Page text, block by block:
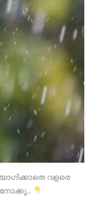
വളരെ